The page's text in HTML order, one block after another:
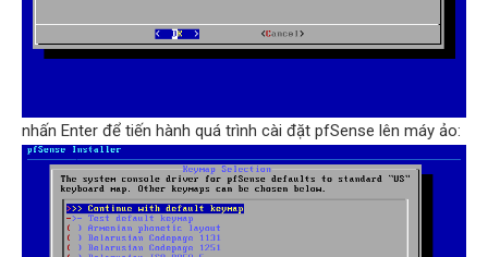
nhấn Enter để tiến hành quá trình cài đặt pfSense lên máy ảo: